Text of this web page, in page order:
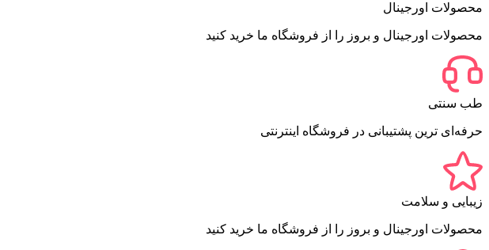
محصولات اورجینال
محصولات اورجینال و بروز را از فروشگاه ما خرید کنید
طب سنتی
حرفه‌ای ترین پشتیبانی در فروشگاه اینترنتی
زیبایی و سلامت
محصولات اورجینال و بروز را از فروشگاه ما خرید کنید